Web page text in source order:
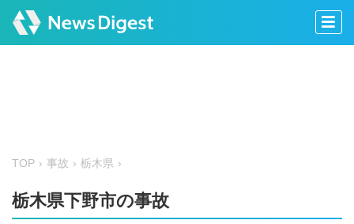
TOP 事故 栃木県
栃木県下野市の事故